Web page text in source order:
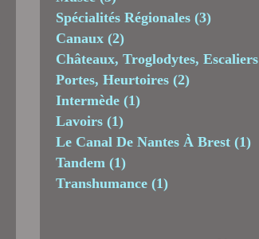
Spécialités Régionales (3)
Canaux (2)
Châteaux, Troglodytes, Escaliers
Portes, Heurtoires (2)
Intermède (1)
Lavoirs (1)
Le Canal De Nantes À Brest (1)
Tandem (1)
Transhumance (1)